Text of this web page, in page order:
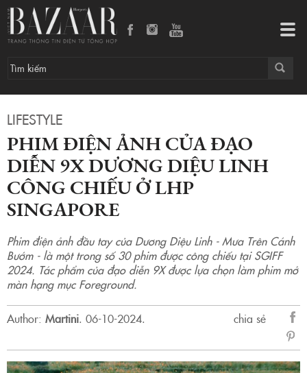
LIFESTYLE
PHIM ĐIỆN ẢNH CỦA ĐẠO
DIỄN 9X DƯƠNG DIỆU LINH
CÔNG CHIẾU Ở LHP
SINGAPORE
Phim điện ảnh đầu tay của Dương Diệu Linh - Mưa Trên Cánh
Bướm - là một trong số 30 phim được công chiếu tại SGIFF
2024. Tác phẩm của đạo diễn 9X được lựa chọn làm phim mở
màn hạng mục Foreground.
Author: Martini. 06-10-2024.
chia sẻ
sẻ